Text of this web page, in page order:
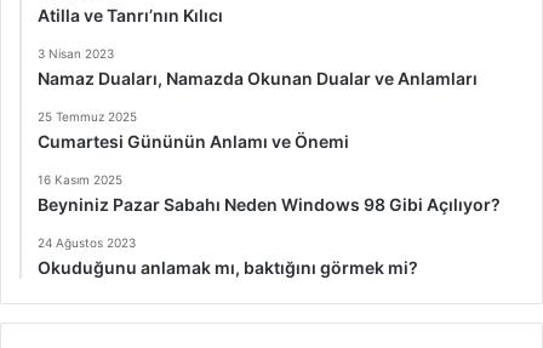
Atilla ve Tanrı’nın Kılıcı
3 Nisan 2023
Namaz Duaları, Namazda Okunan Dualar ve Anlamları
25 Temmuz 2025
Cumartesi Gününün Anlamı ve Önemi
16 Kasım 2025
Beyniniz Pazar Sabahı Neden Windows 98 Gibi Açılıyor?
24 Ağustos 2023
Okuduğunu anlamak mı, baktığını görmek mi?